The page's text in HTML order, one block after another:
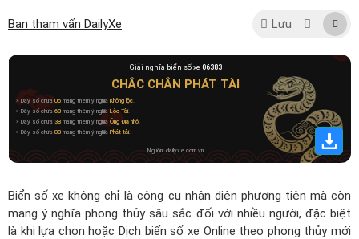
Ban tham vấn DailyXe Lưu
Giải nghĩa biển số xe 06383
CHẮC CHẮN PHÁT TÀI
» Dãy số chứa06 mang thêm ý nghĩa Không lộc.
» Dãy số chứa 63 mang thêm ý nghĩaLộc Tài.
» Dãy số chứa 38 mang thêm ý nghĩaÔng Địa nhỏ.
» Dãy số chứa 83 mang thêm ý nghĩa Phát tài.
Nguồn: dailyxe.com.vn
Biển số xe không chỉ là công cụ nhận diện phương tiện mà còn
mang ý nghĩa phong thủy sâu sắc đối với nhiều người, đặc biệt
là khi lựa chọn hoặcDịch biển số xe Online theo phong thủy mới